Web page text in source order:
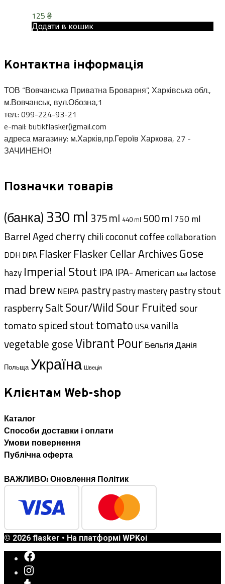
125 ₴
Додати в кошик
Контактна інформація
ТОВ “Вовчанська Приватна Броварня”, Харківська обл.,
м.Вовчанськ, вул.Обозна,1
тел.: 099-224-93-21
e-mail: butikflasker()gmail.com
адреса магазину: м.Харків,пр.Героїв Харкова, 27 -
ЗАЧИНЕНО!
Позначки товарів
(банка)330 ml 375 ml 440 ml 500 ml 750 ml
Barrel Agedcherrychilicoconutcoffeecollaboration
DDH DIPA FlaskerFlasker Cellar ArchivesGose
hazy Imperial Stout IPA IPA- American label lactose
mad brew NEIPA pastrypastry masterypastry stout
raspberrySaltSour/Wild Sour Fruited sour
tomatospicedstouttomato USAvanilla
vegetable goseVibrant PourБельгіяДанія
Польща Україна Швеція
Клієнтам Web-shop
Каталог
Способи доставки i оплати
Умови повернення
Публічна оферта
ВАЖЛИВО: Оновлення Політик
© 2026 flasker • На платформі WPKoi